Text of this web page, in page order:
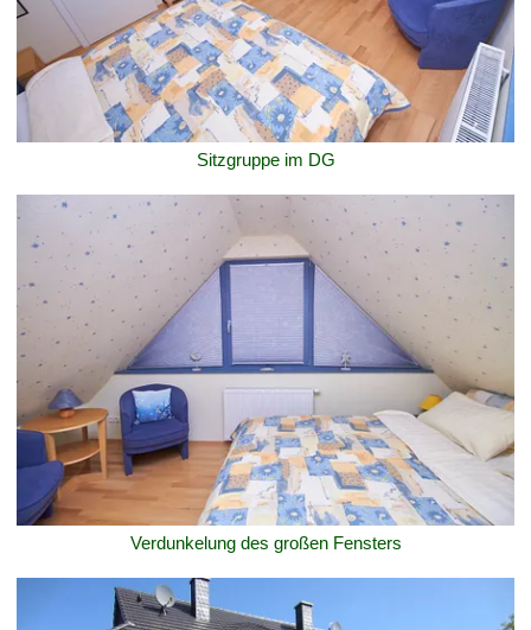
Sitzgruppe im DG
Verdunkelung des großen Fensters